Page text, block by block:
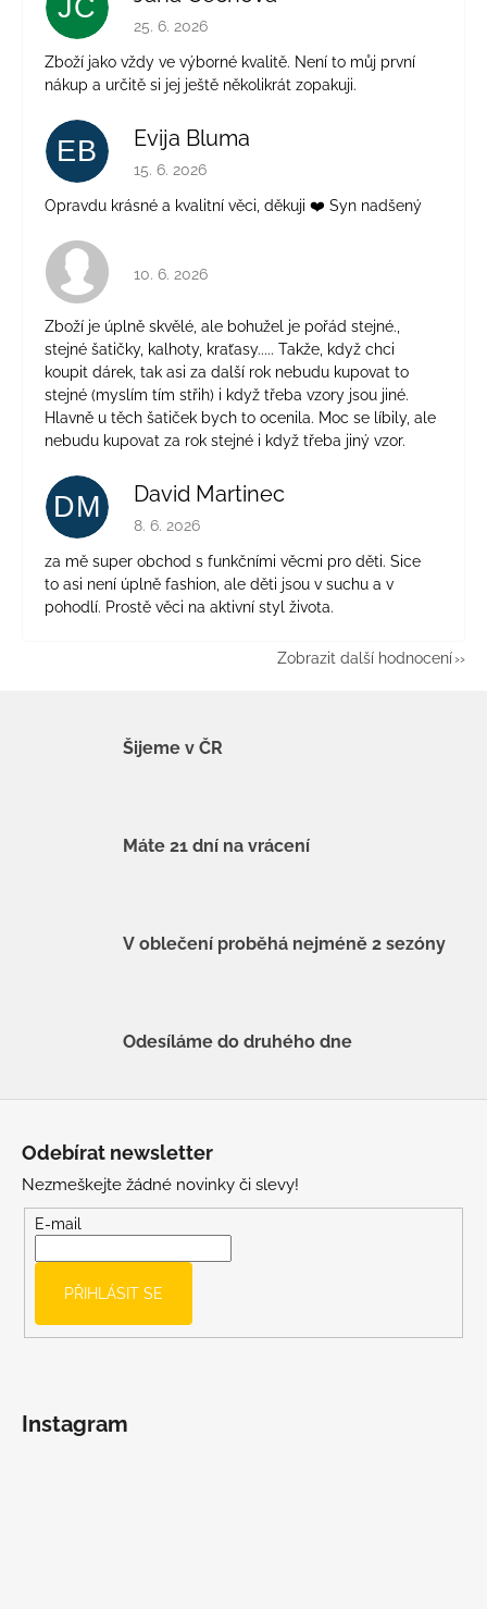
JČ Hodnocení obchodu je 5 z 5 hvězdiček.
25. 6. 2026
Zboží jako vždy ve výborné kvalitě. Není to můj první
nákup a určitě si jej ještě několikrát zopakuji.
EB Evija Bluma
Hodnocení obchodu je 5 z 5 hvězdiček.
15. 6. 2026
Opravdu krásné a kvalitní věci, děkuji ❤️ Syn nadšený
Hodnocení obchodu je 4 z 5 hvězdiček.
10. 6. 2026
Zboží je úplně skvělé, ale bohužel je pořád stejné.,
stejné šatičky, kalhoty, kraťasy..... Takže, když chci
koupit dárek, tak asi za další rok nebudu kupovat to
stejné (myslím tím střih) i když třeba vzory jsou jiné.
Hlavně u těch šatiček bych to ocenila. Moc se líbily, ale
nebudu kupovat za rok stejné i když třeba jiný vzor.
DM David Martinec
Hodnocení obchodu je 5 z 5 hvězdiček.
8. 6. 2026
za mě super obchod s funkčními věcmi pro děti. Sice
to asi není úplně fashion, ale děti jsou v suchu a v
pohodlí. Prostě věci na aktivní styl života.
Zobrazit další hodnocení
Šijeme v ČR
Máte 21 dní na vrácení
V oblečení proběhá nejméně 2 sezóny
Odesíláme do druhého dne
Odebírat newsletter
Nezmeškejte žádné novinky či slevy!
E-mail
PŘIHLÁSIT SE
Instagram